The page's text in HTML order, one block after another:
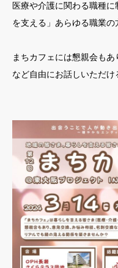
医療や介護に関わる職種
を支える」あらゆる職業の
まちカフェには懇親会も
など自由にお話しいただけ